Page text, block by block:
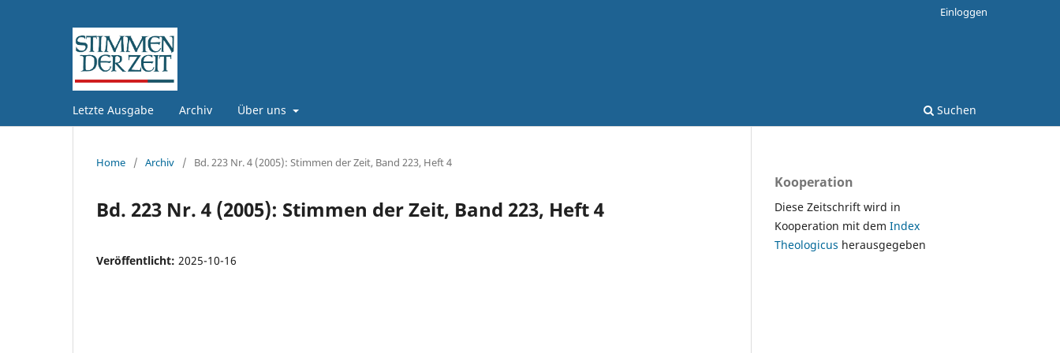
Letzte Ausgabe Archiv Über uns Suchen
Einloggen
Home / Archiv / Bd. 223 Nr. 4 (2005): Stimmen der Zeit, Band 223, Heft 4
Bd. 223 Nr. 4 (2005): Stimmen der Zeit, Band 223, Heft 4
Veröffentlicht: 2025-10-16
Kooperation
Diese Zeitschrift wird in
Kooperation mit dem Index
Theologicus herausgegeben